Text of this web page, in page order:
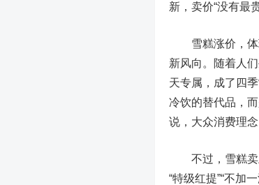
新，卖价“没有最
雪糕涨价，体
新风向。随着人
天专属，成了四
冷饮的替代品，
说，大众消费理
不过，雪糕卖上
“特级红提”“不加